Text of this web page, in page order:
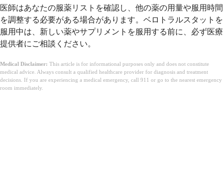
医師はあなたの服薬リストを確認し、他の薬の用量や服用時間
を調整する必要がある場合があります。ベロトラルスタットを
服用中は、新しい薬やサプリメントを服用する前に、必ず医療
提供者にご相談ください。
Medical Disclaimer: This article is for informational purposes only and does not constitute
medical advice. Always consult a qualified healthcare provider for diagnosis and treatment
decisions. If you are experiencing a medical emergency, call 911 or go to the nearest emergency
room immediately.